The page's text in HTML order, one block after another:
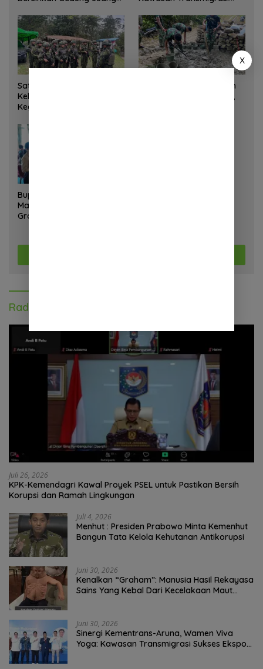
Ke Pasar Global
Satgas Yonif 645 GTY Pos
Kelila Laksanakan
Kegiatan Teritorial
Tokoh Adat dan Lurah
Satgas Bakti TNI Bangun
Jembatan Beton di Nias,
Bupati Landak Hadiri Sunat
Massal dan Cek Kesehatan
Gratis, Warga Antusias
Radar Nasional
Juli 26, 2026
KPK-Kemendagri Kawal Proyek PSEL untuk Pastikan Bersih
Korupsi dan Ramah Lingkungan
Juli 4, 2026
Menhut : Presiden Prabowo Minta Kemenhut
Bangun Tata Kelola Kehutanan Antikorupsi
Juni 30, 2026
Kenalkan “Graham”: Manusia Hasil Rekayasa
Sains Yang Kebal Dari Kecelakaan Maut
Juni 30, 2026
Sinergi Kementrans-Aruna, Wamen Viva
Yoga: Kawasan Transmigrasi Sukses Ekspor
X